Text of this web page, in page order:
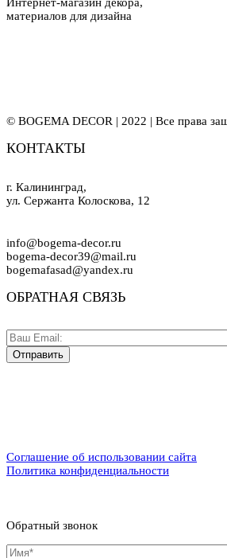
Интернет-магазин декора,
материалов для дизайна
© BOGEMA DECOR | 2022 | Все права
КОНТАКТЫ
г. Калининград,
ул. Сержанта Колоскова, 12
info@bogema-decor.ru
bogema-decor39@mail.ru
bogemafasad@yandex.ru
ОБРАТНАЯ СВЯЗЬ
Соглашение об использовании сайта
Политика конфиденциальности
Обратный звонок